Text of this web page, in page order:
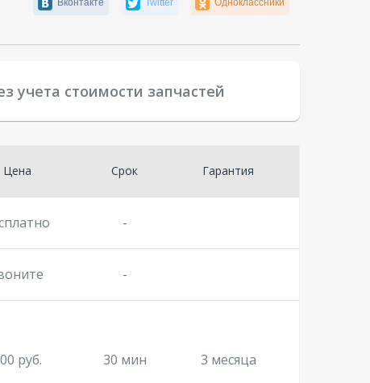
учета стоимости запчастей
Цена Срок Гарантия
-
-
руб. 30 мин 3 месяца